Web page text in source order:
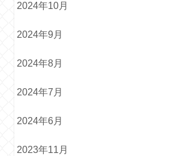
2024年10月
2024年9月
2024年8月
2024年7月
2024年6月
2023年11月